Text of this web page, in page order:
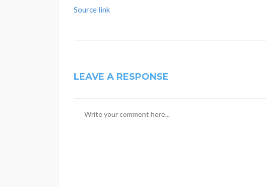
Source link
LEAVE A RESPONSE